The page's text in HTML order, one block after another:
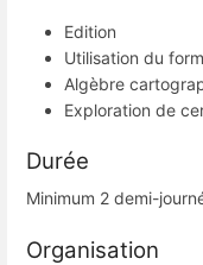
Edition
Utilisation du
Algèbre
Exploration de
Durée
Minimum 2 demi-
Organisation